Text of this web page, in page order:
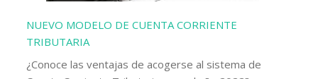
NUEVO MODELO DE CUENTA CORRIENTE
TRIBUTARIA
¿Conoce las ventajas de acogerse al sistema de